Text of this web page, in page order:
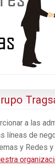
a las
líneas de
y Redes